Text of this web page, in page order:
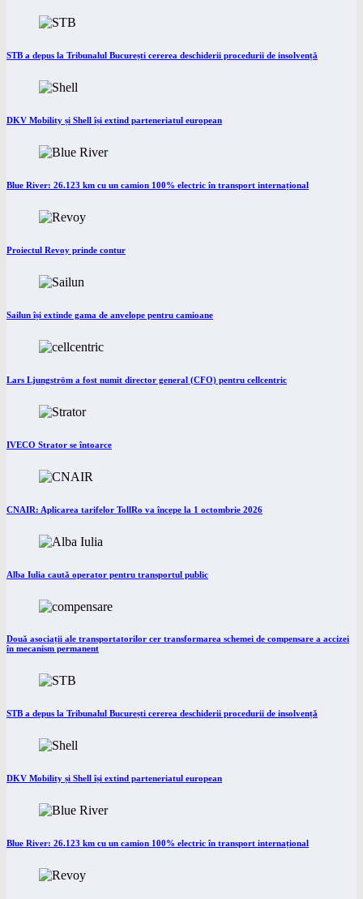
STB a depus la Tribunalul București cererea deschiderii procedurii de insolvență
DKV Mobility și Shell își extind parteneriatul european
Blue River: 26.123 km cu un camion 100% electric în transport internațional
Proiectul Revoy prinde contur
Sailun își extinde gama de anvelope pentru camioane
Lars Ljungström a fost numit director general (CFO) pentru cellcentric
IVECO Strator se întoarce
CNAIR: Aplicarea tarifelor TollRo va începe la 1 octombrie 2026
Alba Iulia caută operator pentru transportul public
Două asociații ale transportatorilor cer transformarea schemei de compensare a accizei
în mecanism permanent
STB a depus la Tribunalul București cererea deschiderii procedurii de insolvență
DKV Mobility și Shell își extind parteneriatul european
Blue River: 26.123 km cu un camion 100% electric în transport internațional